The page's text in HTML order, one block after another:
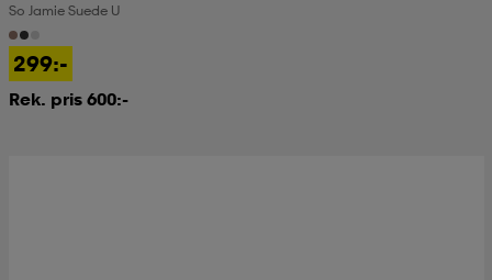
So Jamie Suede U
299:-
Rek. pris 600:-